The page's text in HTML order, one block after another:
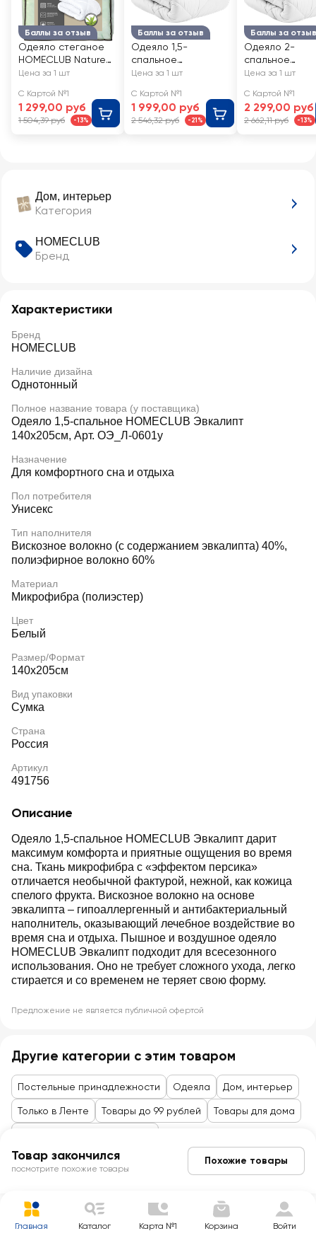
Дом, интерьер
Категория
HOMECLUB
Бренд
Характеристики
Бренд
HOMECLUB
Наличие дизайна
Однотонный
Полное название товара (у поставщика)
Одеяло 1,5-спальное HOMECLUB Эвкалипт
140x205см, Арт. ОЭ_Л-0601у
Назначение
Для комфортного сна и отдыха
Пол потребителя
Унисекс
Тип наполнителя
Вискозное волокно (с содержанием эвкалипта) 40%,
полиэфирное волокно 60%
Материал
Микрофибра (полиэстер)
Цвет
Белый
Размер/Формат
140х205см
Вид упаковки
Сумка
Страна
Россия
Артикул
491756
Описание
Одеяло 1,5-спальное HOMECLUB Эвкалипт дарит
максимум комфорта и приятные ощущения во время
сна. Ткань микрофибра с «эффектом персика»
отличается необычной фактурой, нежной, как кожица
спелого фрукта. Вискозное волокно на основе
эвкалипта – гипоаллергенный и антибактериальный
наполнитель, оказывающий лечебное воздействие во
время сна и отдыха. Пышное и воздушное одеяло
HOMECLUB Эвкалипт подходит для всесезонного
использования. Оно не требует сложного ухода, легко
стирается и со временем не теряет свою форму.
Предложение не является публичной офертой
Баллы за отзыв
Одеяло стеганое
HOMECLUB Nature
205х140см, Арт.
Цена за 1 шт
С Картой №1
1 299,00 руб
1 504,39 руб -13%
Баллы за отзыв
Одеяло 1,5-
спальное
HOMECLUB
140х205см, Арт.
509622
Цена за 1 шт
С Картой №1
1 999,00 руб
2 546,32 руб -21%
Баллы за отзыв
Одеяло 2-
спальное
HOMECLUB
172х205см, Арт.
509623
Цена за 1 шт
С Картой №1
2 299,00 руб
2 662,11 руб -13%
Другие категории с этим товаром
Постельные принадлежности Одеяла Дом, интерьер
Только в Ленте Товары до 99 рублей Товары для дома
Товар закончился
посмотрите похожие товары
Похожие товары
Главная Каталог Карта №1 Корзина Войти